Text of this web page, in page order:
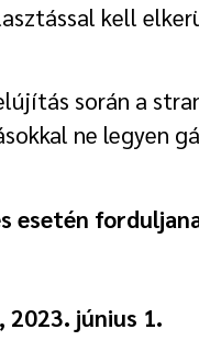
kell
során a
ne legyen
esetén
2023. június 1.